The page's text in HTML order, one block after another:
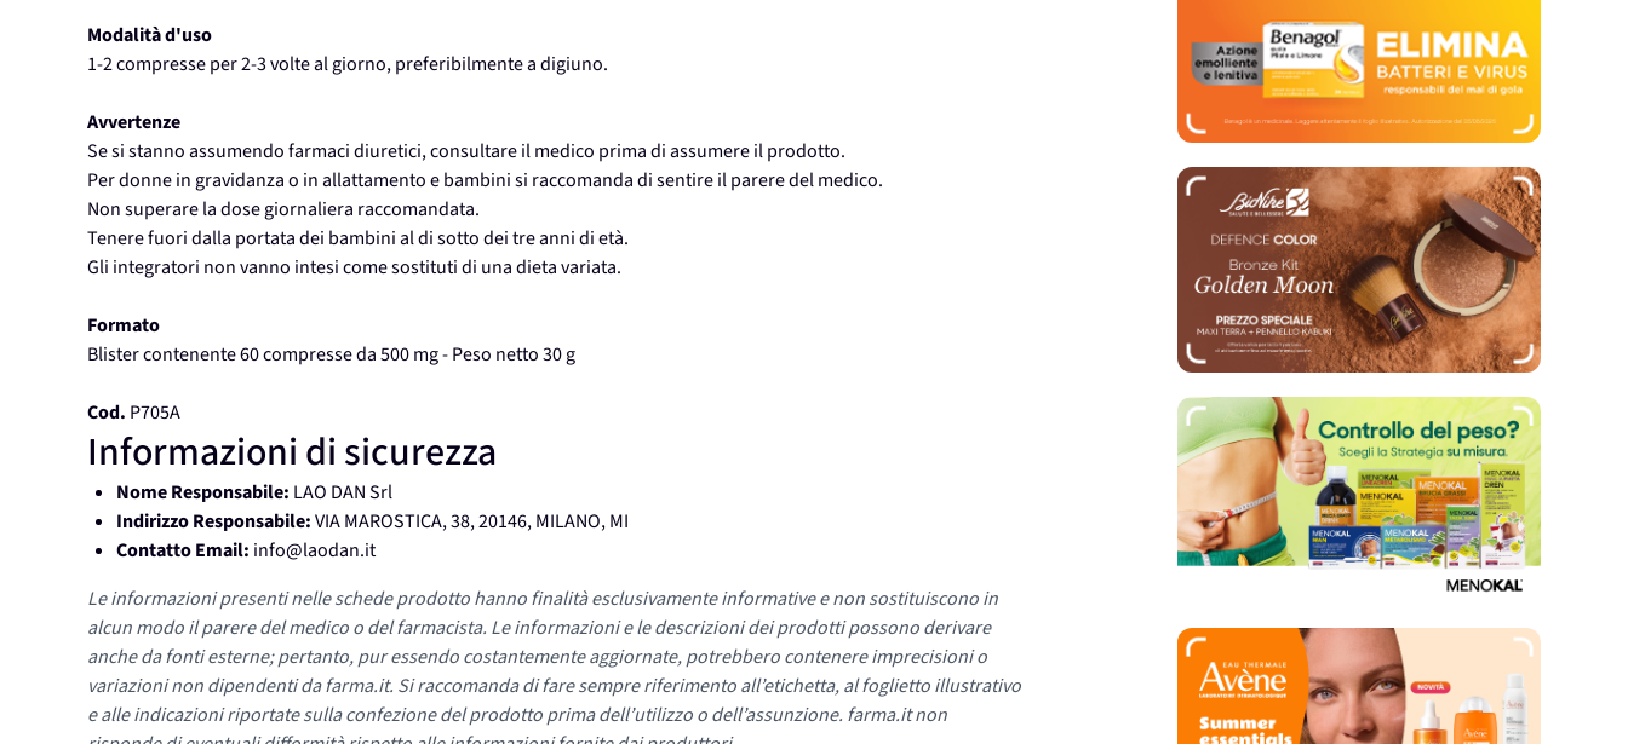
Modalità d'uso
1-2 compresse per 2-3 volte al giorno, preferibilmente a digiuno.
Avvertenze
Se si stanno assumendo farmaci diuretici, consultare il medico prima di assumere il prodotto.
Per donne in gravidanza o in allattamento e bambini si raccomanda di sentire il parere del medico.
Non superare la dose giornaliera raccomandata.
Tenere fuori dalla portata dei bambini al di sotto dei tre anni di età.
Gli integratori non vanno intesi come sostituti di una dieta variata.
Formato
Blister contenente 60 compresse da 500 mg - Peso netto 30 g
Cod. P705A
Informazioni di sicurezza
Nome Responsabile: LAO DAN Srl
Indirizzo Responsabile:VIA MAROSTICA, 38, 20146, MILANO, MI
Contatto Email: info@laodan.it
Le informazioni presenti nelle schede prodotto hanno finalità esclusivamente informative e non sostituiscono in
alcun modo il parere del medico o del farmacista. Le informazioni e le descrizioni dei prodotti possono derivare
anche da fonti esterne; pertanto, pur essendo costantemente aggiornate, potrebbero contenere imprecisioni o
variazioni non dipendenti da farma.it. Si raccomanda di fare sempre riferimento all’etichetta, al foglietto illustrativo
e alle indicazioni riportate sulla confezione del prodotto prima dell’utilizzo o dell’assunzione. farma.it non